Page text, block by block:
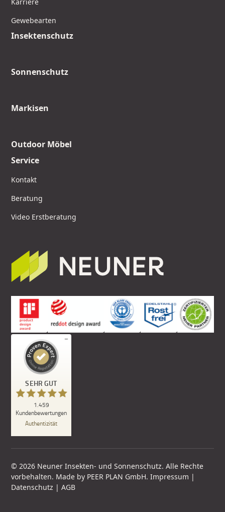
Gewebearten
Insektenschutz
Sonnenschutz
Markisen
Outdoor Möbel
Service
Kontakt
Beratung
Video Erstberatung
© 2026 Neuner Insekten- und Sonnenschutz. Alle Rechte
vorbehalten. Made by PEER PLAN GmbH.Impressum |
Datenschutz |AGB